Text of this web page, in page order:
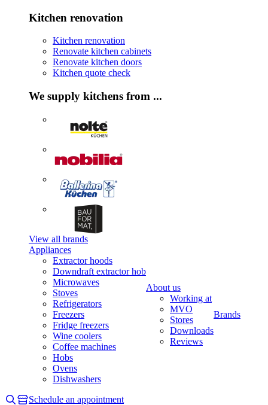
Kitchen renovation
Kitchen renovation
Renovate kitchen cabinets
Renovate kitchen doors
Kitchen quote check
We supply kitchens from ...
View all brands
Appliances
Extractor hoods
Downdraft extractor hob
Microwaves
Stoves
Refrigerators
Freezers
Fridge freezers
Wine coolers
Coffee machines
Hobs
Ovens
Dishwashers
About us
Working at
MVO
Stores
Downloads
Reviews
Brands
Schedule an appointment